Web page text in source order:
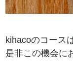
kihacoのコース
是非この機会に